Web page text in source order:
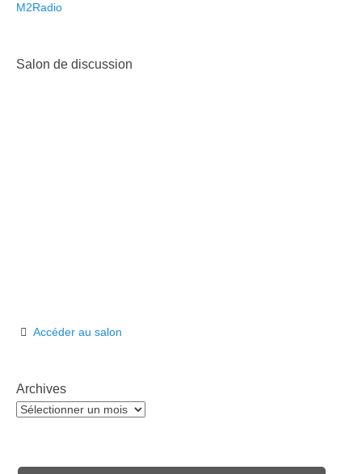
M2Radio
Salon de discussion
Accéder au salon
Archives
Archives